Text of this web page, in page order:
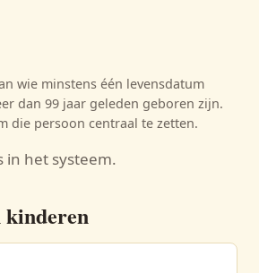
wie minstens één levensdatum
dan 99 jaar geleden geboren zijn.
die persoon centraal te zetten.
in het systeem.
kinderen